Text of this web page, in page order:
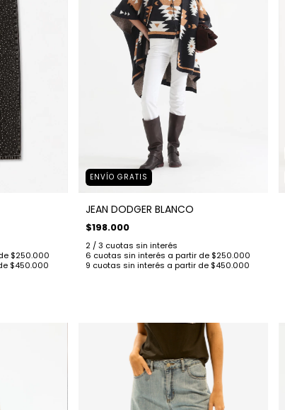
ENVÍO GRATIS
JEAN DODGER BLANCO
$198.000